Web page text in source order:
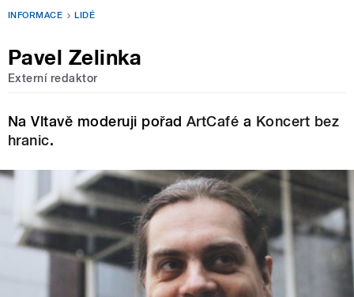
INFORMACE LIDÉ
Pavel Zelinka
Externí redaktor
Na Vltavě moderuji pořad ArtCafé a Koncert bez
hranic.